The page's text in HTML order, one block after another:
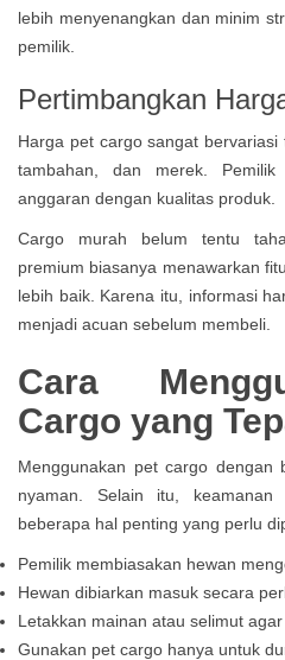
lebih menyenangkan dan minim
pemilik.
Pertimbangkan
Harga pet cargo sangat
tambahan, dan merek. Pemilik
anggaran dengan kualitas produk.
Cargo murah belum tentu
premium biasanya menawarkan
lebih baik. Karena itu, informasi
menjadi acuan sebelum membeli.
Cara
Cargo yang
Menggunakan pet cargo dengan
nyaman. Selain itu,
beberapa hal penting yang perlu
Pemilik membiasakan hewan
Hewan dibiarkan masuk secara
Letakkan mainan atau selimut
Gunakan pet cargo hanya untuk